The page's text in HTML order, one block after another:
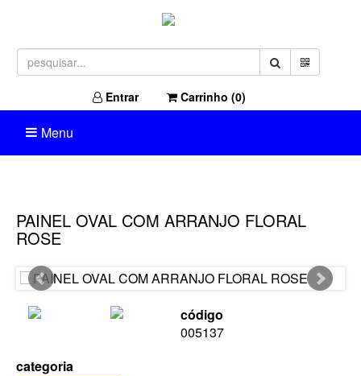
Entrar Carrinho (0)
Menu
PAINEL OVAL COM ARRANJO FLORAL
ROSE
código
005137
categoria